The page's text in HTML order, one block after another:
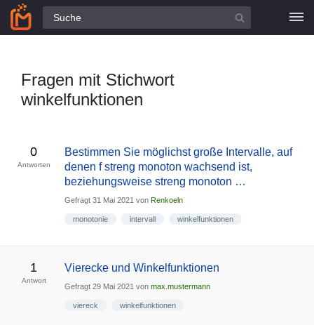
Alle Fragen
Fragen mit Stichwort
winkelfunktionen
0
Antworten
Bestimmen Sie möglichst große Intervalle, auf
denen f streng monoton wachsend ist,
beziehungsweise streng monoton …
Gefragt 31 Mai 2021 von Renkoeln
monotonie intervall winkelfunktionen
1
Antwort
Vierecke und Winkelfunktionen
Gefragt 29 Mai 2021 von max.mustermann
viereck winkelfunktionen